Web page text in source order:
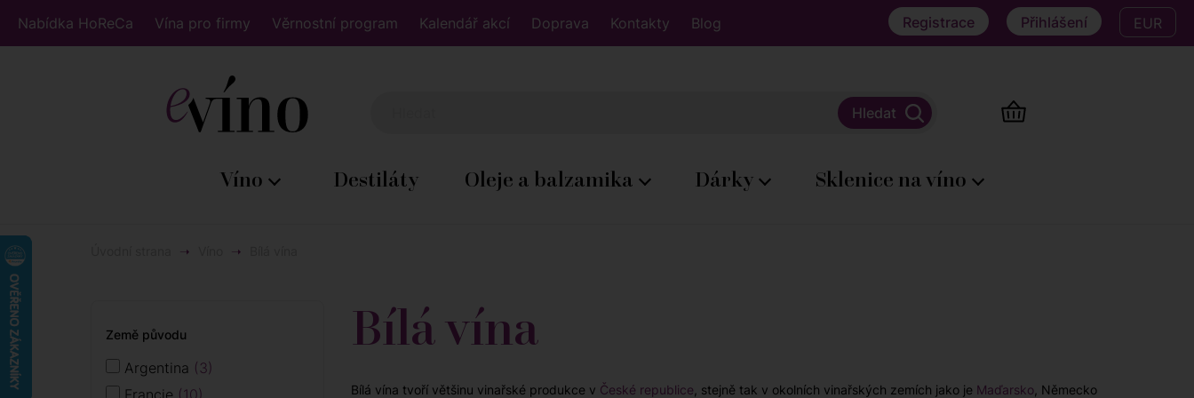
Nabídka HoReCa Vína pro firmy Věrnostní program Kalendář akcí Doprava Kontakty Blog Registrace Přihlášení EUR
Víno Destiláty Oleje a balzamika Dárky Sklenice na víno
Bílá vína
Bílá vína tvoří většinu vinařské produkce v České republice , stejně tak v okolních vinařských zemích jako je Maďarsko, Německo
Země původu
Argentina
3
Francie
10